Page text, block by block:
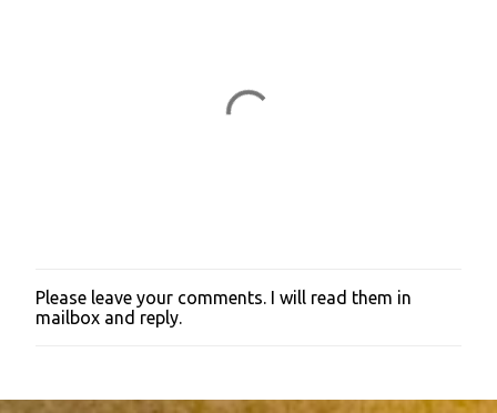
張
Please leave your comments. I will read them in
mailbox and reply.